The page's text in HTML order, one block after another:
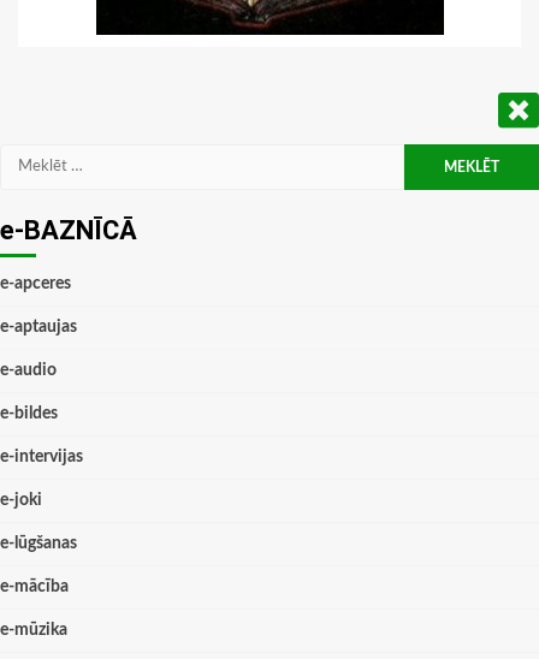
Meklēt:
e-BAZNĪCĀ
e-apceres
e-aptaujas
e-audio
e-bildes
e-intervijas
e-joki
e-lūgšanas
e-mācība
e-mūzika